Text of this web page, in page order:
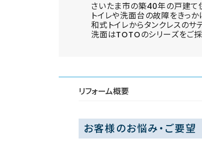
さいたま市の築40年の戸建て
トイレや洗面台の故障をきっか
和式トイレからタンクレスのサ
洗面はTOTOのシリーズをご
リフォーム概要
お客様のお悩み・ご要望